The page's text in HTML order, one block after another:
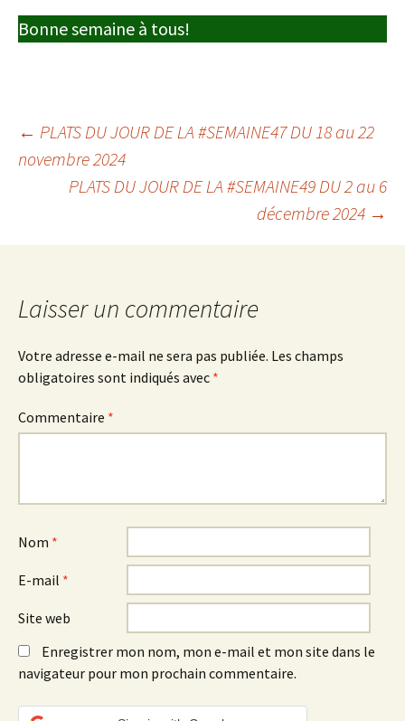
Bonne semaine à tous!
Navigation
des
articles
← PLATS DU JOUR DE LA #SEMAINE47 DU 18 au 22
novembre 2024
PLATS DU JOUR DE LA #SEMAINE49 DU 2 au 6
décembre 2024 →
Laisser un commentaire
Votre adresse e-mail ne sera pas publiée. Les champs
obligatoires sont indiqués avec *
Commentaire *
Nom *
E-mail *
Site web
Enregistrer mon nom, mon e-mail et mon site dans le
navigateur pour mon prochain commentaire.